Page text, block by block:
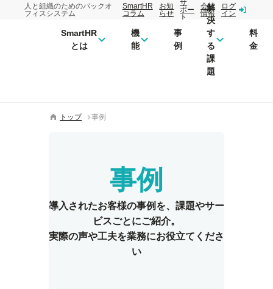
人と組織のためのバックオ
フィスシステム
SmartHR
コラム
お知
らせ
サ
ポー
ト
会社
情報
ログ
イン
SmartHR
とは
機
能
事
例
解
決
す
る
課
題
料
金
トップ 事例
事例
導入されたお客様の事例を、 課題やサー
ビスごとにご紹介。
実際の声や工夫を業務にお役立てくださ
い